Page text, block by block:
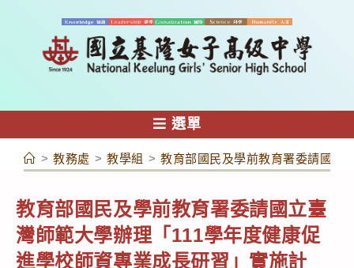
容
選單
> 教務處 > 教學組 > 教育部國民及學前教育署委請國立
教育部國民及學前教育署委請國立臺
灣師範大學辦理「111學年度健康促
進學校師資專業成長研習」實施計